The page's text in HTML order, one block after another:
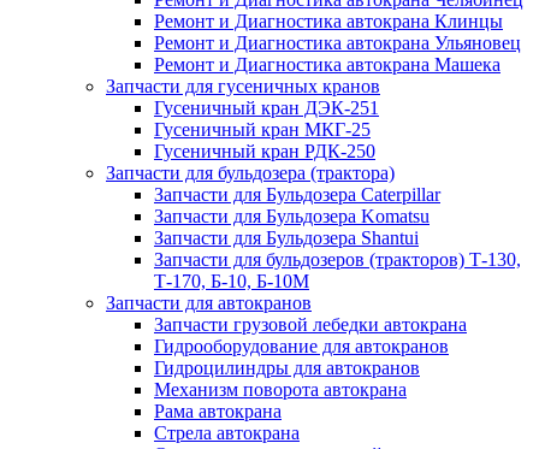
Ремонт и Диагностика автокрана Клинцы
Ремонт и Диагностика автокрана Ульяновец
Ремонт и Диагностика автокрана Машека
Запчасти для гусеничных кранов
Гусеничный кран ДЭК-251
Гусеничный кран МКГ-25
Гусеничный кран РДК-250
Запчасти для бульдозера (трактора)
Запчасти для Бульдозера Caterpillar
Запчасти для Бульдозера Komatsu
Запчасти для Бульдозера Shantui
Запчасти для бульдозеров (тракторов) Т-130,
Т-170, Б-10, Б-10М
Запчасти для автокранов
Запчасти грузовой лебедки автокрана
Гидрооборудование для автокранов
Гидроцилиндры для автокранов
Механизм поворота автокрана
Рама автокрана
Стрела автокрана